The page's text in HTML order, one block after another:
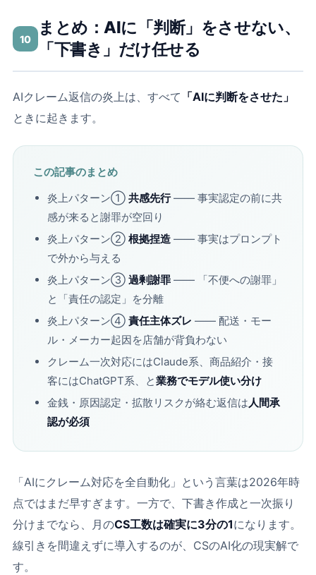
10
まとめ：AIに「判断」をさせない、
「下書き」だけ任せる
AIクレーム返信の炎上は、すべて 「AIに判断をさせた」
ときに起きます。
この記事のまとめ
炎上パターン① 共感先行―― 事実認定の前に共
感が来ると謝罪が空回り
炎上パターン② 根拠捏造 ―― 事実はプロンプト
で外から与える
炎上パターン③ 過剰謝罪 ―― 「不便への謝罪」
と「責任の認定」を分離
炎上パターン④ 責任主体ズレ ―― 配送・モー
ル・メーカー起因を店舗が背負わない
クレーム一次対応にはClaude系、商品紹介・接
客にはChatGPT系、と業務でモデル使い分け
金銭・原因認定・拡散リスクが絡む返信は人間承
認が必須
「AIにクレーム対応を全自動化」という言葉は2026年時
点ではまだ早すぎます。一方で、下書き作成と一次振り
分けまでなら、月のCS工数は確実に3分の1になります。
線引きを間違えずに導入するのが、CSのAI化の現実解で
す。